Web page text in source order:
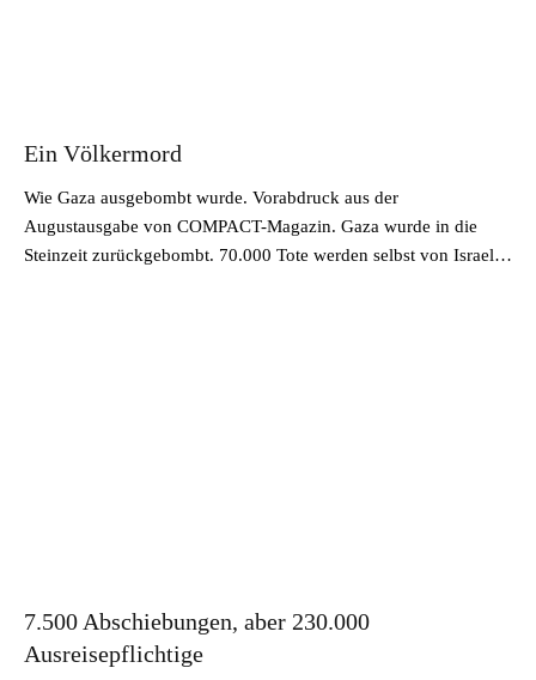
Ein Völkermord
Wie Gaza ausgebombt wurde. Vorabdruck aus der
Augustausgabe von COMPACT-Magazin. Gaza wurde in die
Steinzeit zurückgebombt. 70.000 Tote werden selbst von Israel…
7.500 Abschiebungen, aber 230.000
Ausreisepflichtige